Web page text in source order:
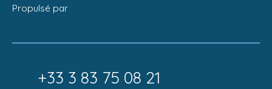
Propulsé par
+33 3 83 75 08 21